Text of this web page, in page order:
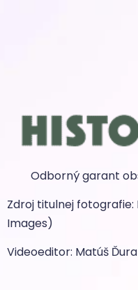
Odborný garant
Zdroj titulnej fotografie:
Images)
Videoeditor: Matúš